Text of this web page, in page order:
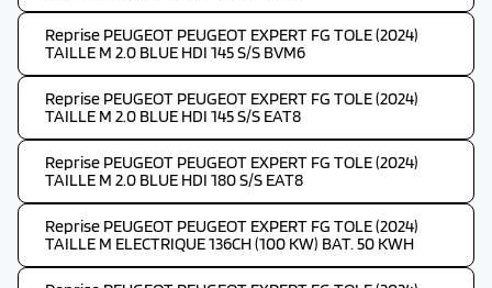
Reprise PEUGEOT PEUGEOT EXPERT FG TOLE (2024)
TAILLE M 2.0 BLUE HDI 145 S/S BVM6
Reprise PEUGEOT PEUGEOT EXPERT FG TOLE (2024)
TAILLE M 2.0 BLUE HDI 145 S/S EAT8
Reprise PEUGEOT PEUGEOT EXPERT FG TOLE (2024)
TAILLE M 2.0 BLUE HDI 180 S/S EAT8
Reprise PEUGEOT PEUGEOT EXPERT FG TOLE (2024)
TAILLE M ELECTRIQUE 136CH (100 KW) BAT. 50 KWH